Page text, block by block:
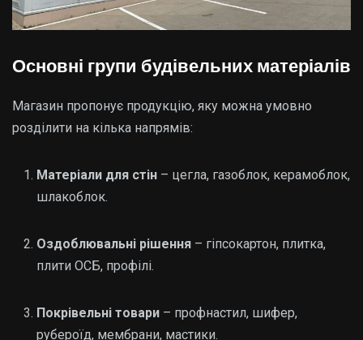
Основні групи будівельних матеріалів
Магазин пропонує продукцію, яку можна умовно
розділити на кілька напрямів:
Матеріали для стін – цегла, газоблок, керамоблок,
шлакоблок.
Оздоблювальні рішення – гіпсокартон, плитка,
плити ОСБ, профілі.
Покрівельні товари – профнастил, шифер,
рубероїд, мембрани, мастики.